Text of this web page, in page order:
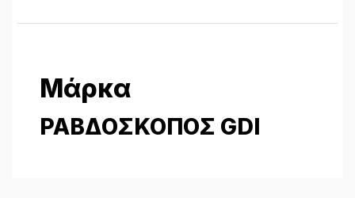
Μάρκα
ΡΑΒΔΟΣΚΟΠΟΣ GDI